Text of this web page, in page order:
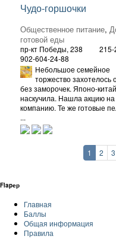
Чудо-горшочки
Общественное питание,
готовой еды
пр-кт Победы, 238
215-
902-604-24-88
Небольшое семейное
торжество захотелось
без заморочек. Японо-
наскучила. Нашла акцию
компанию. Те же готовые
...
1 2 3
Flapер
Главная
Баллы
Общая информация
Правила